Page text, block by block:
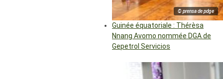
© prensa de pdge
Guinée équatoriale : Thérèsa
Nnang Avomo nommée DGA de
Gepetrol Servicios